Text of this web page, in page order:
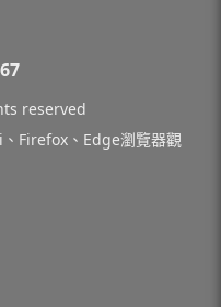
reserved
Firefox、Edge瀏覽器觀